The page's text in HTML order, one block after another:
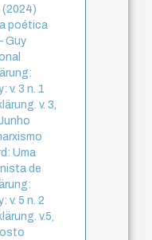
(2024)
poética
Guy
v. 3 n. 1
v. 3,
Uma
de
v. 5 n. 2
v.5,